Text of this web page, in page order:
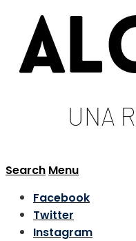
Search Menu
Facebook
Twitter
Instagram